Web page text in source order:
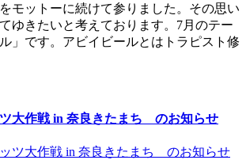
モットーに続けて参りました。その思い
ゆきたいと考えております。7月のテー
」です。アビイビールとはトラピスト修
大作戦 in 奈良きたまち のお知らせ